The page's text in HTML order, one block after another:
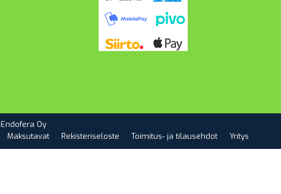
Endofera Oy
Maksutavat Rekisteriseloste Toimitus- ja tilausehdot Yritys